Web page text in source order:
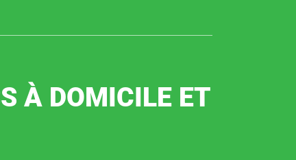
À DOMICILE ET